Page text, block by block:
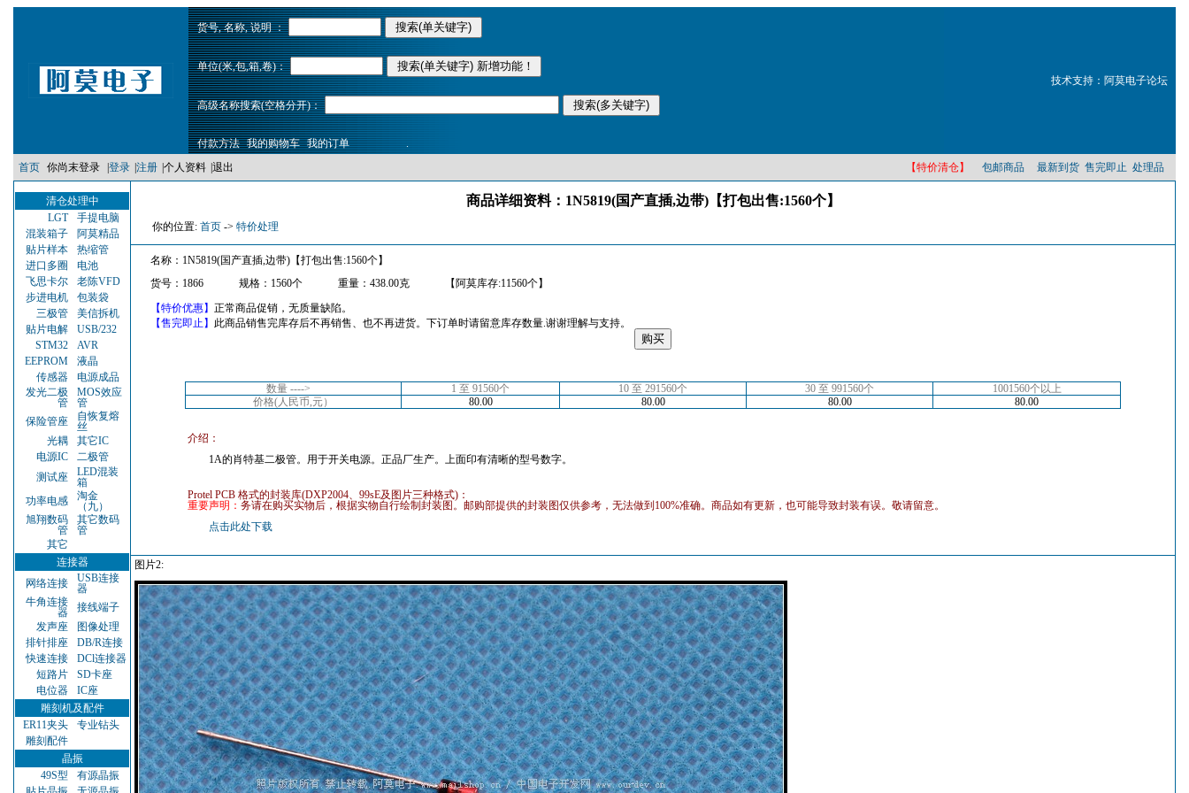
货号, 名称, 说明 ：
单位(米,包,箱,卷)：
高级名称搜索(空格分开)：
付款方法 我的购物车 我的订单 .
技术支持：阿莫电子论坛
首页 你尚末登录 登录 注册 个人资料 退出 【特价清仓】 包邮商品 最新到货 售完即止 处理品
清仓处理中
LGT
手提电脑
混装箱子
阿莫精品
贴片样本
热缩管
进口多圈
电池
飞思卡尔
老陈VFD
步进电机
包装袋
三极管
美信拆机
贴片电解
USB/232
STM32
AVR
EEPROM
液晶
传感器
电源成品
发光二极
管
MOS效应
管
保险管座
自恢复熔
丝
光耦
其它IC
电源IC
二极管
测试座
LED混装
箱
功率电感
淘金
（九）
旭翔数码
管
其它数码
管
其它
连接器
网络连接
USB连接
器
牛角连接
器
接线端子
发声座
图像处理
排针排座
DB/R连接
快速连接
DCl连接器
短路片
SD卡座
电位器
IC座
雕刻机及配件
ER11夹头
专业钻头
雕刻配件
晶振
49S型
有源晶振
商品详细资料：1N5819(国产直插,边带)【打包出售:1560个】
你的位置: 首页 -> 特价处理
名称：1N5819(国产直插,边带)【打包出售:1560个】
货号：1866
规格：1560个 重量：438.00克
【阿莫库存:11560个】
【特价优惠】 正常商品促销，无质量缺陷。
【售完即止】 此商品销售完库存后不再销售、也不再进货。下订单时请留意库存数量.谢谢理解与支持。
数量 ----> 1 至 91560个 10 至 291560个 30 至 991560个
1001560个以上
价格(人民币,元）
80.00 80.00 80.00 80.00
介绍：
1A的肖特基二极管。用于开关电源。正品厂生产。上面印有清晰的型号数字。
Protel PCB 格式的封装库(DXP2004、99sE及图片三种格式)：
重要声明： 务请在购买实物后，根据实物自行绘制封装图。邮购部提供的封装图仅供参考，无法做到100%准确。商品如有更新，也可能导致封装有误。敬请留意。
点击此处下载
图片2: